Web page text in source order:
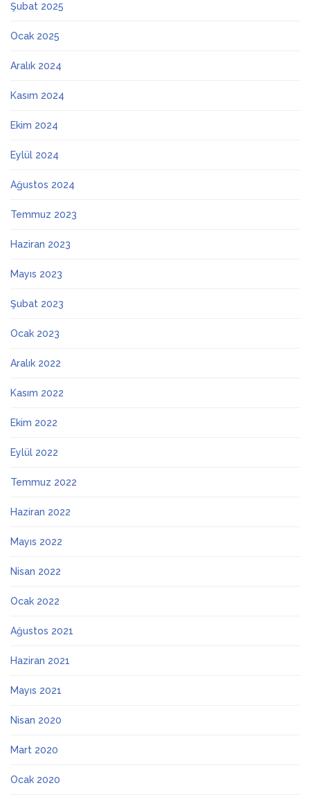
Şubat 2025
Ocak 2025
Aralık 2024
Kasım 2024
Ekim 2024
Eylül 2024
Ağustos 2024
Temmuz 2023
Haziran 2023
Mayıs 2023
Şubat 2023
Ocak 2023
Aralık 2022
Kasım 2022
Ekim 2022
Eylül 2022
Temmuz 2022
Haziran 2022
Mayıs 2022
Nisan 2022
Ocak 2022
Ağustos 2021
Haziran 2021
Mayıs 2021
Nisan 2020
Mart 2020
Ocak 2020